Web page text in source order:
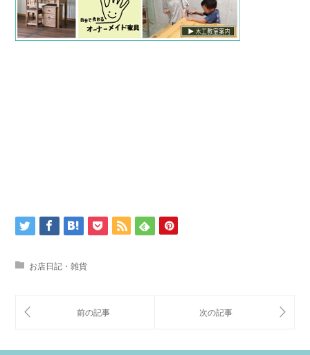
お店日記・雑貨